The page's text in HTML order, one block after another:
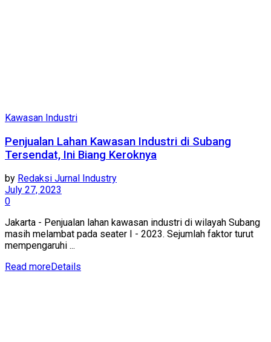
Kawasan Industri
Penjualan Lahan Kawasan Industri di Subang
Tersendat, Ini Biang Keroknya
by Redaksi Jurnal Industry
July 27, 2023
0
Jakarta - Penjualan lahan kawasan industri di wilayah Subang
masih melambat pada seater I - 2023. Sejumlah faktor turut
mempengaruhi ...
Read moreDetails